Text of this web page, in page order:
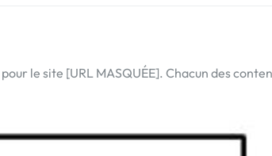
le site [URL MASQUÉE]. Chacun des